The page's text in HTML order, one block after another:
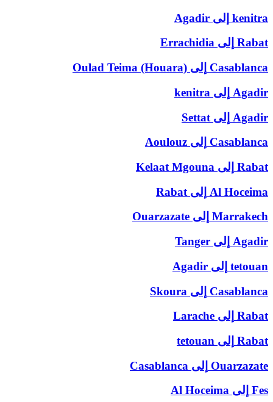
kenitra إلى Agadir
Rabat إلى Errachidia
Casablanca إلى Oulad Teima (Houara)
Agadir إلى kenitra
Agadir إلى Settat
Casablanca إلى Aoulouz
Rabat إلى Kelaat Mgouna
Al Hoceima إلى Rabat
Marrakech إلى Ouarzazate
Agadir إلى Tanger
tetouan إلى Agadir
Casablanca إلى Skoura
Rabat إلى Larache
Rabat إلى tetouan
Ouarzazate إلى Casablanca
Fes إلى Al Hoceima